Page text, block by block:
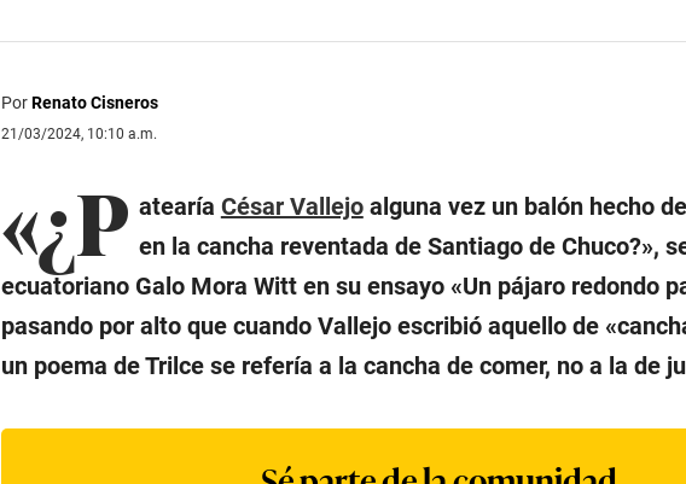
PorRenato Cisneros
21/03/2024, 10:10 a.m.
«¿P atearía César Vallejoalguna vez un balón hecho
en la cancha reventada de Santiago de Chuco?»,
ecuatoriano Galo Mora Witt en su ensayo «Un pájaro redondo
pasando por alto que cuando Vallejo escribió aquello de
un poema de Trilce se refería a la cancha de comer, no a la de